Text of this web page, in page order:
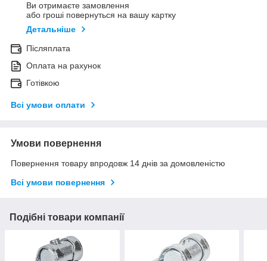
Ви отримаєте замовлення
або гроші повернуться на вашу картку
Детальніше
Післяплата
Оплата на рахунок
Готівкою
Всі умови оплати
Умови повернення
Повернення товару впродовж 14 днів за домовленістю
Всі умови повернення
Подібні товари компанії